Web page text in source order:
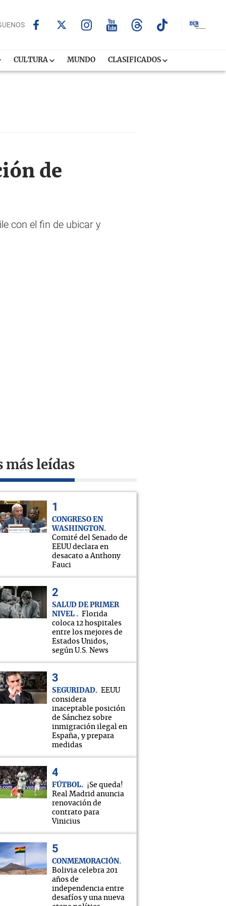
CULTURA MUNDO CLASIFICADOS
de
con el fin de ubicar y
más leídas
CONGRESO EN
WASHINGTON
Comité del Senado de
EEUU declara en
desacato a Anthony
Fauci
SALUD DE PRIMER
NIVEL
Florida
coloca 12 hospitales
entre los mejores de
Estados Unidos,
según U.S. News
SEGURIDAD
EEUU
considera
inaceptable posición
de Sánchez sobre
inmigración ilegal en
España, y prepara
medidas
FÚTBOL
¡Se queda!
Real Madrid anuncia
renovación de
contrato para
Vinicius
CONMEMORACIÓN
Bolivia celebra 201
años de
independencia entre
desafíos y una nueva